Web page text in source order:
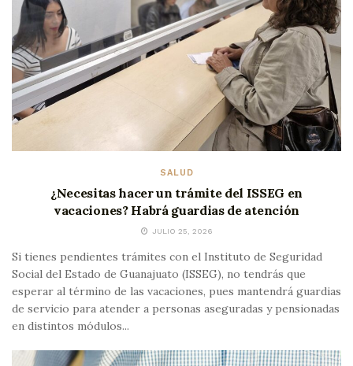
SALUD
¿Necesitas hacer un trámite del ISSEG en
vacaciones? Habrá guardias de atención
JULIO 25, 2026
Si tienes pendientes trámites con el Instituto de Seguridad
Social del Estado de Guanajuato (ISSEG), no tendrás que
esperar al término de las vacaciones, pues mantendrá guardias
de servicio para atender a personas aseguradas y pensionadas
en distintos módulos...